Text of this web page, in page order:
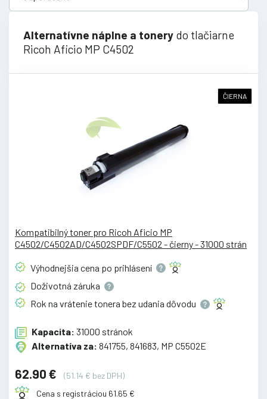
Alternatívne náplne a tonery do tlačiarne
Ricoh Aficio MP C4502
ČIERNA
Kompatibilný toner pro Ricoh Aficio MP
C4502/C4502AD/C4502SPDF/C5502 - čierny - 31000 strán
Výhodnejšia cena po prihlásení
Doživotná záruka
Rok na vrátenie tonera bez udania dôvodu
Kapacita: 31000 stránok
Alternatíva za: 841755, 841683, MP C5502E
62.90 €
(51.14 € bez DPH)
Cena s registráciou 61.65 €